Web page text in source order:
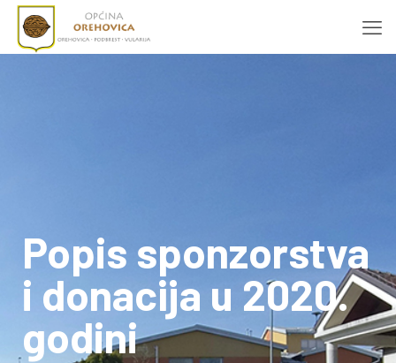
Popis sponzorstva
i donacija u 2020.
godini